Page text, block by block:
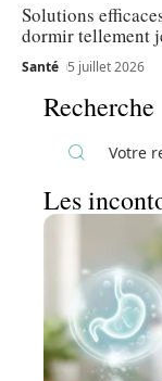
Solutions
dormir tellement
Santé 5 juillet 2026
Recherche
Les